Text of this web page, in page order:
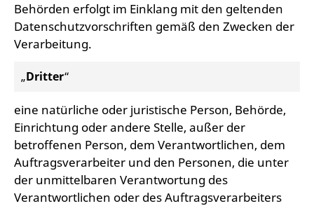
Behörden erfolgt im Einklang mit den geltenden
Datenschutzvorschriften gemäß den Zwecken der
Verarbeitung.
„Dritter“
eine natürliche oder juristische Person, Behörde,
Einrichtung oder andere Stelle, außer der
betroffenen Person, dem Verantwortlichen, dem
Auftragsverarbeiter und den Personen, die unter
der unmittelbaren Verantwortung des
Verantwortlichen oder des Auftragsverarbeiters